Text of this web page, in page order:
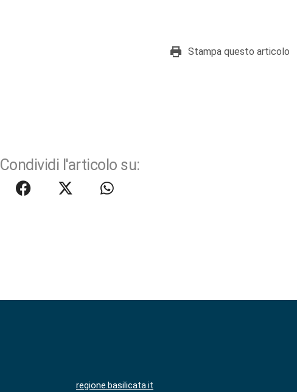
Stampa questo articolo
Condividi l'articolo su:
regione.basilicata.it